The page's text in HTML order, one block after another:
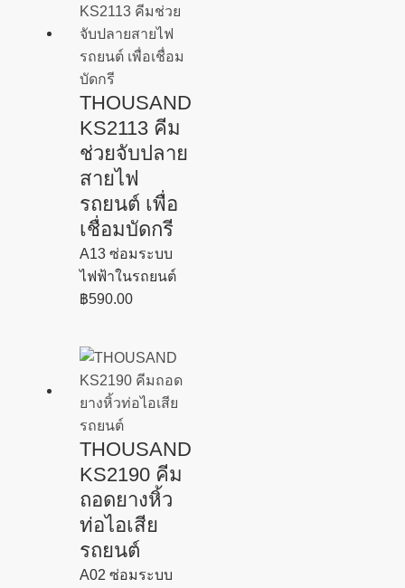
THOUSAND
KS2113 คีม
ช่วยจับปลาย
สายไฟ
รถยนต์ เพื่อ
เชื่อมบัดกรี
A13 ซ่อมระบบ
ไฟฟ้าในรถยนต์
฿590.00
THOUSAND
KS2190 คีม
ถอดยางหิ้ว
ท่อไอเสีย
รถยนต์
A02 ซ่อมระบบ